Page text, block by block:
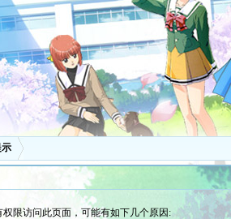
限访问此页面，可能有如下几个原因: